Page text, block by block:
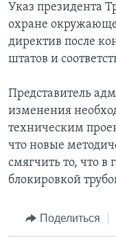
Указ президента
охране
директив после
штатов и
Представитель
изменения
техническим
что новые
смягчить то, что в
блокировкой
Поделиться